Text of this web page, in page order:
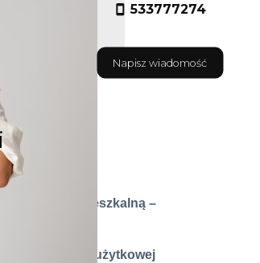
533777274
Napisz wiadomość
strefą mieszkalną –
o powierzchni użytkowej